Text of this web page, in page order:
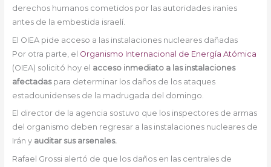
derechos humanos cometidos por las autoridades iraníes
antes de la embestida israelí.
El OIEA pide acceso a las instalaciones nucleares dañadas
Por otra parte, el Organismo Internacional de Energía Atómica
(OIEA) solicitó hoy el acceso inmediato a las instalaciones
afectadaspara determinar los daños de los ataques
estadounidenses de la madrugada del domingo.
El director de la agencia sostuvo que los inspectores de armas
del organismo deben regresar a las instalaciones nucleares de
Irán y auditar sus arsenales.
Rafael Grossi alertó de que los daños en las centrales de